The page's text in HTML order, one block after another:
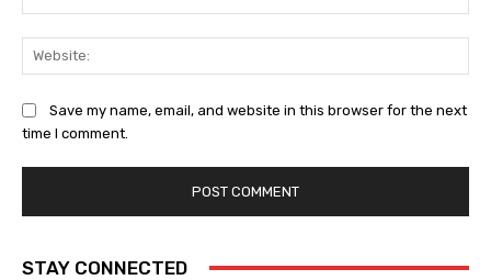
Save my name, email, and website in this browser for the next
time I comment.
STAY CONNECTED